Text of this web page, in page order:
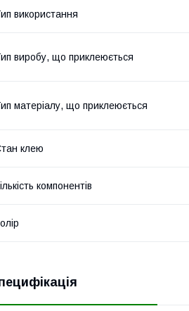
використання
виробу, що приклеюється
матеріалу, що приклеюється
клею
компонентів